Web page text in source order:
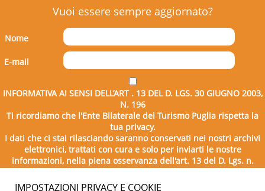
Vuoi essere sempre aggiornato?
Nome
E-mail
INFORMATIVA AI SENSI DELL’ART . 13 DEL D. LGS. 30 GIUGNO 2003,
N. 196
Ti ricordiamo che l'Ente Bilaterale del Turismo Puglia rispetta la
tua privacy.
I dati che ci stai rilasciando saranno conservati nei nostri archivi
elettronici, trattati con cura e solo per inviarti le nostre
informazioni, nella piena osservanza dell'art. 13 del D. Lgs. n.
196/2003.
IMPOSTAZIONI PRIVACY E COOKIE